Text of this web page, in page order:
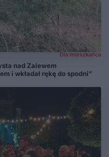
Dla mieszkańca
nad Zalewem
i wkładał rękę do spodni”